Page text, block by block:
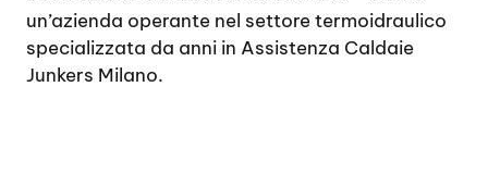
un’azienda operante nel settore termoidraulico
specializzata da anni in Assistenza Caldaie
Junkers Milano.